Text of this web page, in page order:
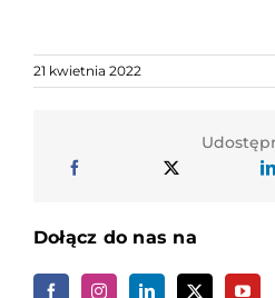
21 kwietnia 2022
Dołącz do nas na